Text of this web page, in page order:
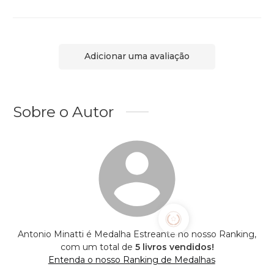
Adicionar uma avaliação
Sobre o Autor
Antonio Minatti é Medalha Estreante no nosso Ranking,
com um total de 5 livros vendidos!
Entenda o nosso Ranking de Medalhas